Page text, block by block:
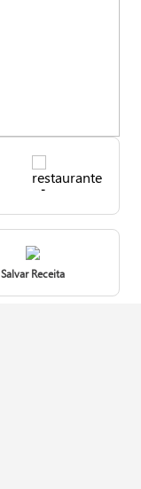
-
Salvar Receita